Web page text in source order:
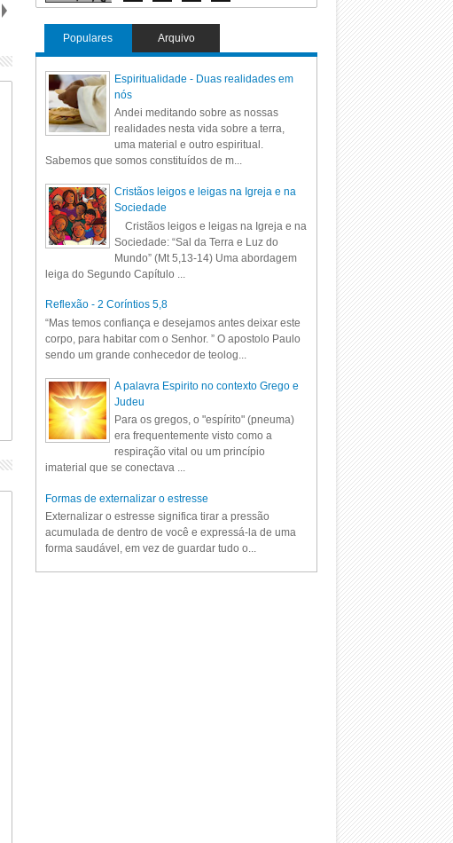
Populares Arquivo
Espiritualidade - Duas realidades em
nós
Andei meditando sobre as nossas
realidades nesta vida sobre a terra,
uma material e outro espiritual.
Sabemos que somos constituídos de m...
Cristãos leigos e leigas na Igreja e na
Sociedade
Cristãos leigos e leigas na Igreja e na
Sociedade: “Sal da Terra e Luz do
Mundo” (Mt 5,13-14) Uma abordagem
leiga do Segundo Capítulo ...
Reflexão - 2 Coríntios 5,8
“Mas temos confiança e desejamos antes deixar este
corpo, para habitar com o Senhor. ” O apostolo Paulo
sendo um grande conhecedor de teolog...
A palavra Espirito no contexto Grego e
Judeu
Para os gregos, o "espírito" (pneuma)
era frequentemente visto como a
respiração vital ou um princípio
imaterial que se conectava ...
Formas de externalizar o estresse
Externalizar o estresse significa tirar a pressão
acumulada de dentro de você e expressá-la de uma
forma saudável, em vez de guardar tudo o...